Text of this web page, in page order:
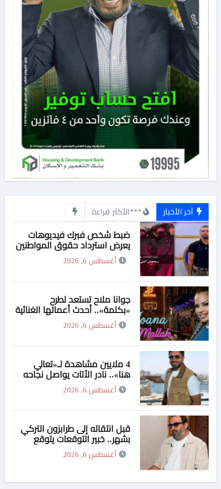
آخر الأخبار ***الأكثر قراءة
ضبط شخص فبرك فيديوهات
يعرض استرداد حقوق المواطنين
بالقوة
أغسطس 6, 2026
جوانا ملاح تستعد لطرح
«بكلمة».. أحدث أعمالها الغنائية
قريبًا على المنصات الرقمية
أغسطس 6, 2026
4 ملايين مشاهدة لـ«تعالي
هنا».. نادر الأتات يواصل نجاحه
باللهجة المصرية
أغسطس 6, 2026
قبل انتقاله إلى طرابزون التركي
بشهر.. خبير التوقعات يتوقع
انتقال محمد صلاح إلى تركيا
أغسطس 6, 2026